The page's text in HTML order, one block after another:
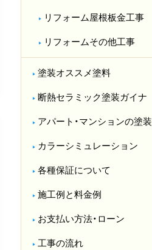
リフォーム屋根板金工事
リフォームその他工事
塗装オススメ塗料
断熱セラミック塗装ガイナ
アパート・マンションの塗装
カラーシミュレーション
各種保証について
施工例と料金例
お支払い方法・ローン
工事の流れ